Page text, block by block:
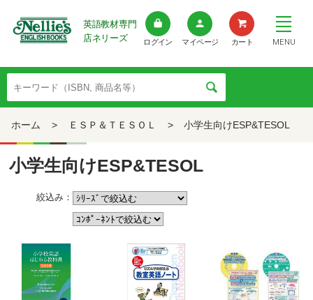
英語教材専門
店ネリーズ
ログイン マイページ カート MENU
ホーム > ＥＳＰ＆ＴＥＳＯＬ > 小学生向けESP&TESOL
小学生向けESP&TESOL
絞込み：